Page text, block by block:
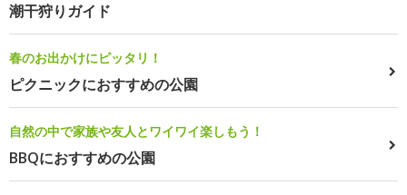
潮干狩りガイド
春のお出かけにピッタリ！
ピクニックにおすすめの公園
自然の中で家族や友人とワイワイ楽しもう！
BBQにおすすめの公園